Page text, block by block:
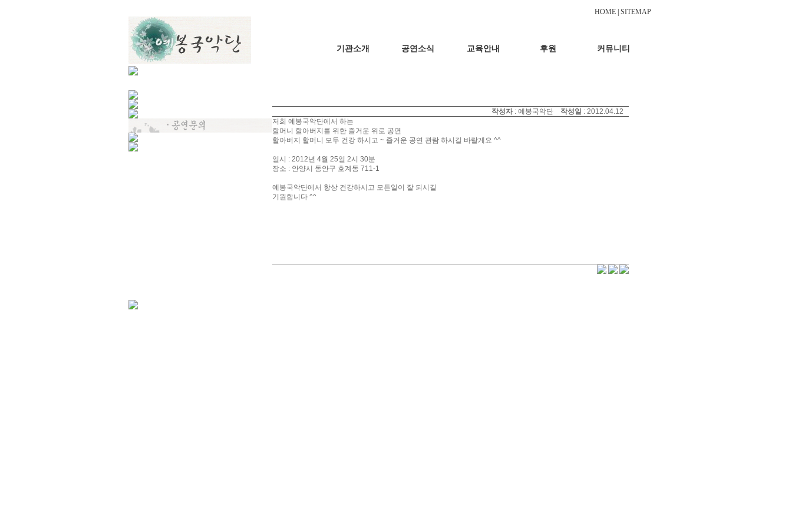
HOME| SITEMAP
기관소개 공연소식 교육안내 후원 커뮤니티
작성자: 예봉국악단 작성일 : 2012.04.12
저희 예봉국악단에서 하는
할머니 할아버지를 위한 즐거운 위로 공연
할아버지 할머니 모두 건강 하시고 ~ 즐거운 공연 관람 하시길 바랄게요 ^^
일시 : 2012년 4월 25일 2시 30분
장소 : 안양시 동안구 호계동 711-1
예봉국악단에서 항상 건강하시고 모든일이 잘 되시길
기원합니다 ^^